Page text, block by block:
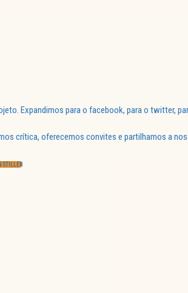
Expandimos para o facebook, para o twitter,
crítica, oferecemos convites e partilhamos a
STILLER